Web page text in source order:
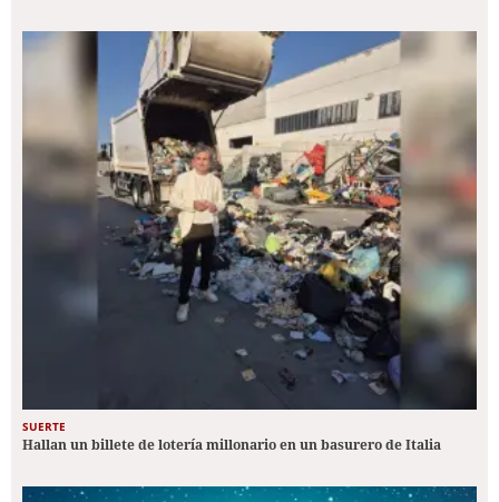
SUERTE
Hallan un billete de lotería millonario en un basurero de Italia